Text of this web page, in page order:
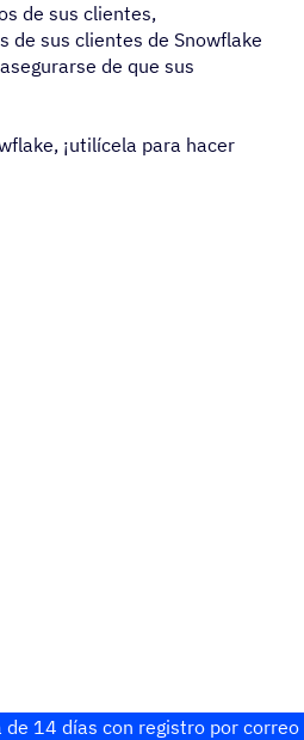
de sus clientes,
de sus clientes de Snowflake
de que sus
¡utilícela para hacer
de 14 días con regis­tro por